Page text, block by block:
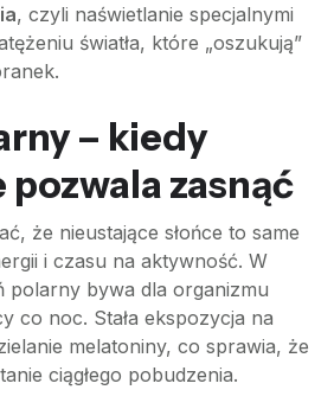
, czyli naświetlanie specjalnymi
światła, które „oszukują”
– kiedy
pozwala zasnąć
że nieustające słońce to same
i czasu na aktywność. W
polarny bywa dla organizmu
co noc. Stała ekspozycja na
melatoniny, co sprawia, że
ciągłego pobudzenia.